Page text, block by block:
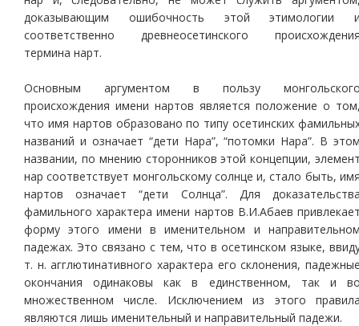
доказывающим ошибочность этой этимологии
соответственно древнеосетинского
термина нарт.
Основным аргументом в пользу
происхождения имени нартов является положение о
что имя нартов образовано по типу осетинских
названий и означает “дети Нара”, “потомки Нара”. В
названии, по мнению сторонников этой концепции,
нар соответствует монгольскому солнце и, стало быть,
нартов означает “дети Солнца”. Для
фамильного характера имени нартов В.И.Абаев
форму этого имени в именительном и
падежах. Это связано с тем, что в осетинском языке,
т. н. агглютинативного характера его склонения,
окончания одинаковы как в единственном, так и
множественном числе. Исключением из этого
являются лишь именительный и направительный падежи.